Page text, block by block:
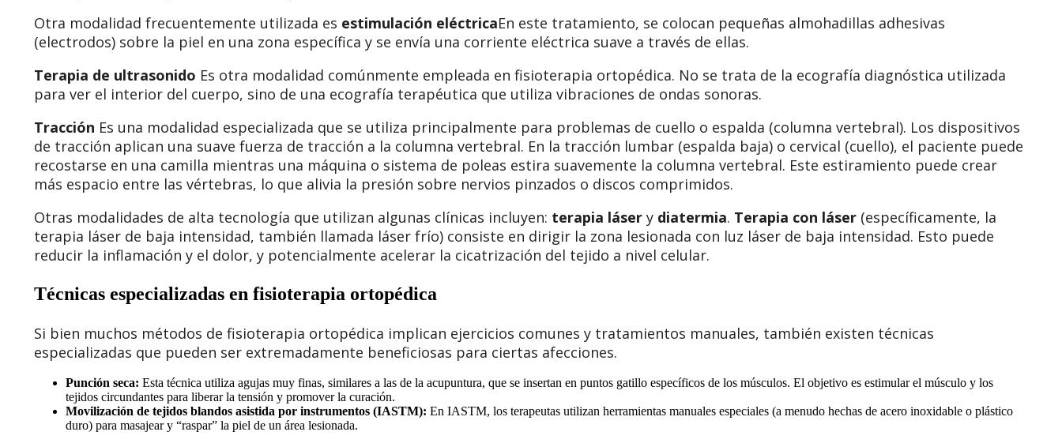
Otra modalidad frecuentemente utilizada es estimulación eléctricaEn este tratamiento, se colocan pequeñas almohadillas adhesivas
(electrodos) sobre la piel en una zona específica y se envía una corriente eléctrica suave a través de ellas.
Terapia de ultrasonido Es otra modalidad comúnmente empleada en fisioterapia ortopédica. No se trata de la ecografía diagnóstica utilizada
para ver el interior del cuerpo, sino de una ecografía terapéutica que utiliza vibraciones de ondas sonoras.
Tracción Es una modalidad especializada que se utiliza principalmente para problemas de cuello o espalda (columna vertebral). Los dispositivos
de tracción aplican una suave fuerza de tracción a la columna vertebral. En la tracción lumbar (espalda baja) o cervical (cuello), el paciente puede
recostarse en una camilla mientras una máquina o sistema de poleas estira suavemente la columna vertebral. Este estiramiento puede crear
más espacio entre las vértebras, lo que alivia la presión sobre nervios pinzados o discos comprimidos.
Otras modalidades de alta tecnología que utilizan algunas clínicas incluyen: terapia láser y diatermia. Terapia con láser (específicamente, la
terapia láser de baja intensidad, también llamada láser frío) consiste en dirigir la zona lesionada con luz láser de baja intensidad. Esto puede
reducir la inflamación y el dolor, y potencialmente acelerar la cicatrización del tejido a nivel celular.
Técnicas especializadas en fisioterapia ortopédica
Si bien muchos métodos de fisioterapia ortopédica implican ejercicios comunes y tratamientos manuales, también existen técnicas
especializadas que pueden ser extremadamente beneficiosas para ciertas afecciones.
Punción seca: Esta técnica utiliza agujas muy finas, similares a las de la acupuntura, que se insertan en puntos gatillo específicos de los músculos. El objetivo es estimular el músculo y los
tejidos circundantes para liberar la tensión y promover la curación.
Movilización de tejidos blandos asistida por instrumentos (IASTM): En IASTM, los terapeutas utilizan herramientas manuales especiales (a menudo hechas de acero inoxidable o plástico
duro) para masajear y “raspar” la piel de un área lesionada.